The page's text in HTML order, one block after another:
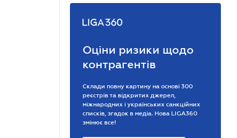
Оціни ризики щодо
контрагентів
Склади повну картину на основі 300
реєстрів та відкритих джерел,
міжнародних і українських санкційних
списків, згадок в медіа. Нова LIGA360
змінює все!